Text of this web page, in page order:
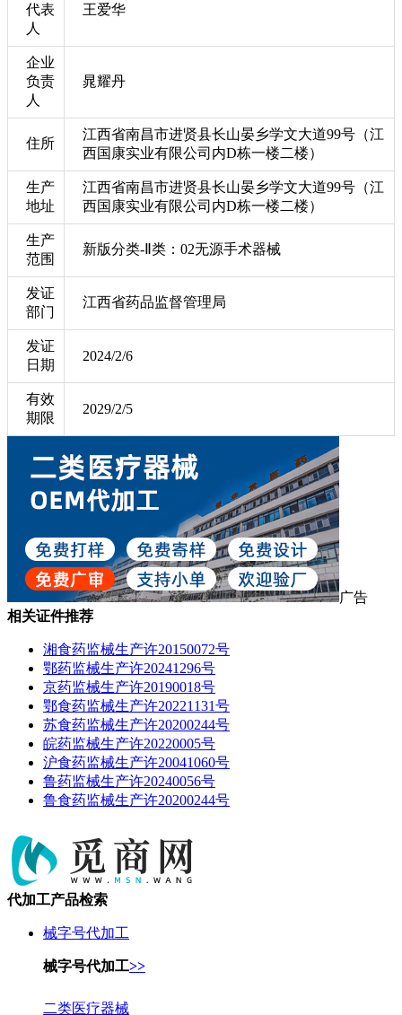
代表
人
王爱华
企业
负责
人
晁耀丹
住所
江西省南昌市进贤县长山晏乡学文大道99号（江
西国康实业有限公司内D栋一楼二楼）
生产
地址
江西省南昌市进贤县长山晏乡学文大道99号（江
西国康实业有限公司内D栋一楼二楼）
生产
范围
新版分类-Ⅱ类：02无源手术器械
发证
部门
江西省药品监督管理局
发证
日期
2024/2/6
有效
期限
2029/2/5
广告
相关证件推荐
湘食药监械生产许20150072号
鄂药监械生产许20241296号
京药监械生产许20190018号
鄂食药监械生产许20221131号
苏食药监械生产许20200244号
皖药监械生产许20220005号
沪食药监械生产许20041060号
鲁药监械生产许20240056号
鲁食药监械生产许20200244号
代加工产品检索
械字号代加工
械字号代加工>>
二类医疗器械